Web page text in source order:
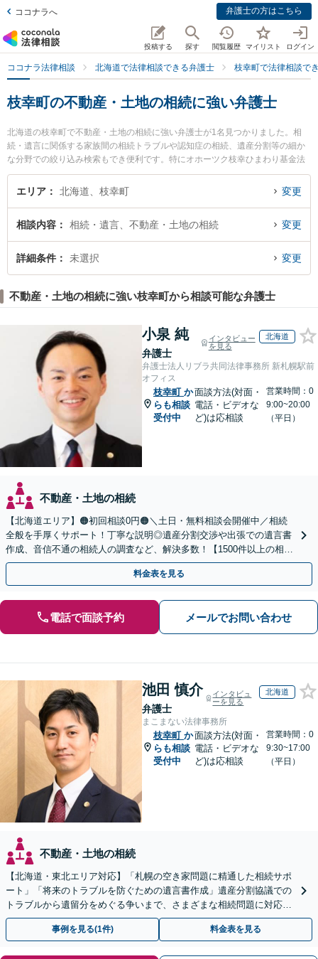
ココナラへ 弁護士の方はこちら
投稿する 探す 閲覧履歴 マイリスト ログイン
ココナラ法律相談 北海道で法律相談できる弁護士 枝幸町で法律相談で
枝幸町の不動産・土地の相続に強い弁護士
北海道の枝幸町で不動産・土地の相続に強い弁護士が1名見つかりました。相
続・遺言に関係する家族間の相続トラブルや認知症の相続、遺産分割等の細か
な分野での絞り込み検索もでき便利です。特にオホーツク枝幸ひまわり基金法
律事務所の阿野 洋志弁護士のプロフィール情報や弁護士費用、強みなどが注目
されています。『枝幸町で土日や夜間に発生した不動産・土地の相続のトラブ
法律相談できる枝幸町内の弁護士に相談予約したい』などでお困りの相談者さ
んにおすすめです。
エリア 北海道、枝幸町 変更
相談内容 相続・遺言、不動産・土地の相続 変更
詳細条件 未選択 変更
不動産・土地の相続に強い枝幸町から相談可能な弁護士
小泉 純
弁護士
インタビュー
を見る
北海道
弁護士法人リブラ共同法律事務所 新札幌駅前
オフィス
枝幸町 か
らも相談
受付中
面談方法(対面・
電話・ビデオな
ど)は応相談
営業時間：0
9:00~20:00
（平日）
不動産・土地の相続
【北海道エリア】🟠初回相談0円🟠＼土日・無料相談会開催中／相続
全般を手厚くサポート！丁寧な説明◎遺産分割交渉や出張での遺言書
作成、音信不通の相続人の調査など、解決多数！【1500件以上の相談
実績あり】【分かりやすい料金体系】
料金表を見る
電話で面談予約 メールでお問い合わせ
池田 慎介
弁護士
インタビュ
ーを見る
北海道
まこまない法律事務所
枝幸町 か
らも相談
受付中
面談方法(対面・
電話・ビデオな
ど)は応相談
営業時間：0
9:30~17:00
（平日）
不動産・土地の相続
【北海道・東北エリア対応】「札幌の空き家問題に精通した相続サポ
ート」「将来のトラブルを防ぐための遺言書作成」遺産分割協議での
トラブルから遺留分をめぐる争いまで、さまざまな相続問題に対応し
ています「アクセス良好・WEB面談対応で安心の相談」
事例を見る(1件) 料金表を見る